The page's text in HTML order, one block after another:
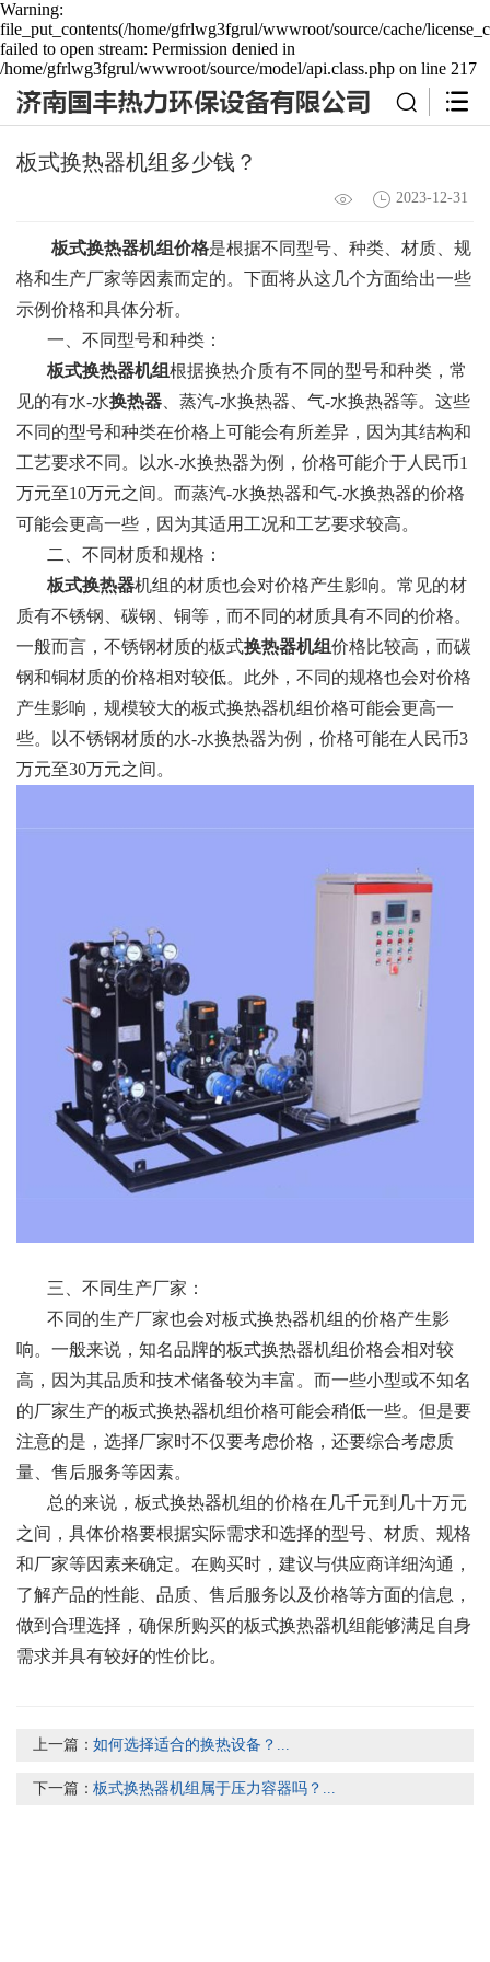
Warning:
file_put_contents(/home/gfrlwg3fgrul/wwwroot/source/cache/
failed to open stream: Permission denied in
/home/gfrlwg3fgrul/wwwroot/source/model/api.class.php on line 217
板式换热器机组多少钱？
2023-12-31
板式换热器机组价格是根据不同型号、种类、材质、规
格和生产厂家等因素而定的。下面将从这几个方面给出一些
示例价格和具体分析。
一、不同型号和种类：
板式换热器机组根据换热介质有不同的型号和种类，常
见的有水-水换热器 、蒸汽-水换热器、气-水换热器等。这些
不同的型号和种类在价格上可能会有所差异，因为其结构和
工艺要求不同。以水-水换热器为例，价格可能介于人民币1
万元至10万元之间。而蒸汽-水换热器和气-水换热器的价格
可能会更高一些，因为其适用工况和工艺要求较高。
二、不同材质和规格：
板式换热器机组的材质也会对价格产生影响。常见的材
质有不锈钢、碳钢、铜等，而不同的材质具有不同的价格。
一般而言，不锈钢材质的板式换热器机组价格比较高，而碳
钢和铜材质的价格相对较低。此外，不同的规格也会对价格
产生影响，规模较大的板式换热器机组价格可能会更高一
些。以不锈钢材质的水-水换热器为例，价格可能在人民币3
万元至30万元之间。
三、不同生产厂家：
不同的生产厂家也会对板式换热器机组的价格产生影
响。一般来说，知名品牌的板式换热器机组价格会相对较
高，因为其品质和技术储备较为丰富。而一些小型或不知名
的厂家生产的板式换热器机组价格可能会稍低一些。但是要
注意的是，选择厂家时不仅要考虑价格，还要综合考虑质
量、售后服务等因素。
总的来说，板式换热器机组的价格在几千元到几十万元
之间，具体价格要根据实际需求和选择的型号、材质、规格
和厂家等因素来确定。在购买时，建议与供应商详细沟通，
了解产品的性能、品质、售后服务以及价格等方面的信息，
做到合理选择，确保所购买的板式换热器机组能够满足自身
需求并具有较好的性价比。
上一篇：如何选择适合的换热设备？...
下一篇：板式换热器机组属于压力容器吗？...